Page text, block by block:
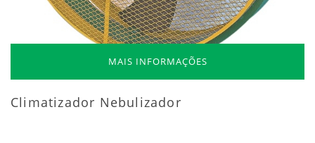
MAIS INFORMAÇÕES
Climatizador Nebulizador